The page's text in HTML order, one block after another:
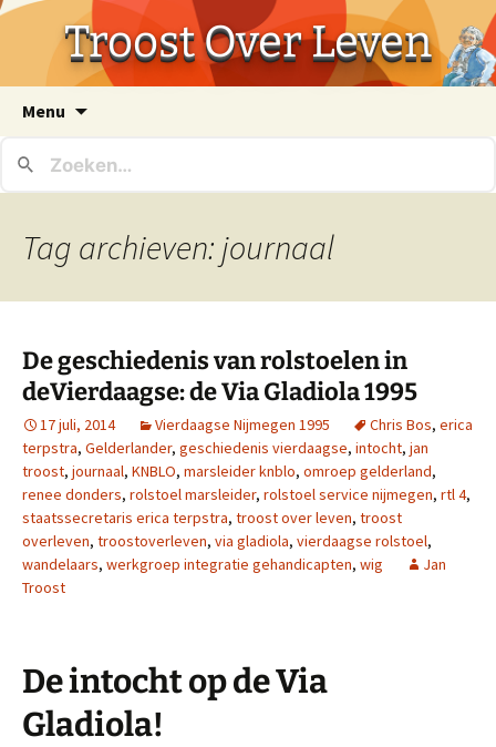
Troost Over Leven
Menu
inhoud
Tag archieven: journaal
De geschiedenis van rolstoelen in
deVierdaagse: de Via Gladiola 1995
17 juli, 2014 Vierdaagse Nijmegen 1995 Chris Bos, erica
terpstra, Gelderlander, geschiedenis vierdaagse, intocht, jan
troost, journaal, KNBLO, marsleider knblo, omroep gelderland,
renee donders, rolstoel marsleider, rolstoel service nijmegen, rtl 4,
staatssecretaris erica terpstra, troost over leven, troost
overleven, troostoverleven, via gladiola, vierdaagse rolstoel,
wandelaars, werkgroep integratie gehandicapten, wig
Jan
Troost
De intocht op de Via
Gladiola!